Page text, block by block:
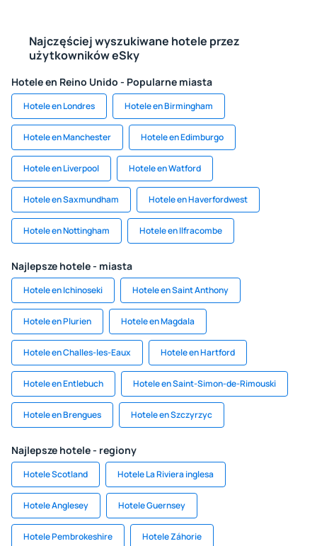
Najczęściej wyszukiwane hotele przez
użytkowników eSky
Hotele en Reino Unido - Popularne miasta
Hotele en Londres Hotele en Birmingham
Hotele en Manchester Hotele en Edimburgo
Hotele en Liverpool Hotele en Watford
Hotele en Saxmundham Hotele en Haverfordwest
Hotele en Nottingham Hotele en Ilfracombe
Najlepsze hotele - miasta
Hotele en Ichinoseki Hotele en Saint Anthony
Hotele en Plurien Hotele en Magdala
Hotele en Challes-les-Eaux Hotele en Hartford
Hotele en Entlebuch Hotele en Saint-Simon-de-Rimouski
Hotele en Brengues Hotele en Szczyrzyc
Najlepsze hotele - regiony
Hotele Scotland Hotele La Riviera inglesa
Hotele Anglesey Hotele Guernsey
Hotele Pembrokeshire Hotele Záhorie